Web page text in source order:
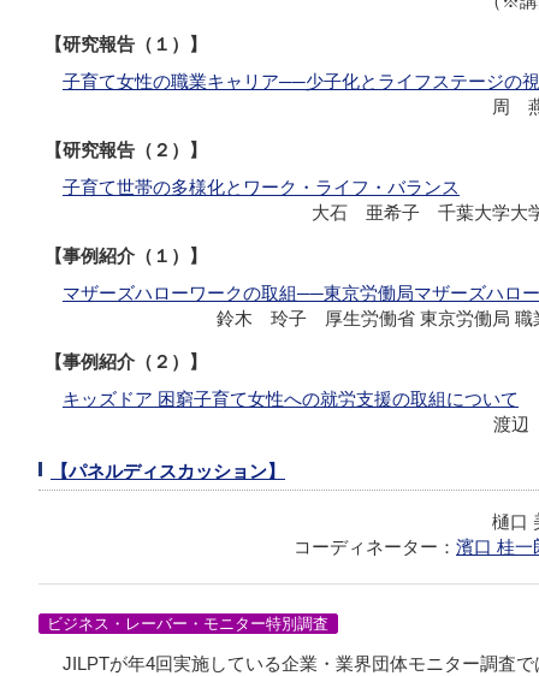
【研究報告（１）】
子育て女性の職業キャリア──少子化とライフステージの
周
【研究報告（２）】
子育て世帯の多様化とワーク・ライフ・バランス
大石 亜希子 千葉大学大
【事例紹介（１）】
マザーズハローワークの取組──東京労働局マザーズハロ
鈴木 玲子 厚生労働省 東京労働局 職
【事例紹介（２）】
キッズドア 困窮子育て女性への就労支援の取組について
渡辺
【パネルディスカッション】
樋口
コーディネーター： 濱口 桂一
ビジネス・レーバー・モニター特別調査
JILPTが年4回実施している企業・業界団体モニター調査